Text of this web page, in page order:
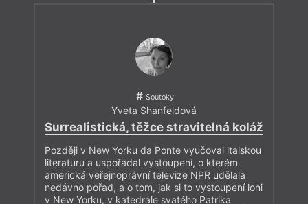
Soutoky
Yveta Shanfeldová
Surrealistická, těžce stravitelná koláž
Později v New Yorku da Ponte vyučoval italskou
literaturu a uspořádal vystoupení, o kterém
americká veřejnoprávní televize NPR udělala
nedávno pořad, a o tom, jak si to vystoupení loni
v New Yorku, v katedrále svatého Patrika